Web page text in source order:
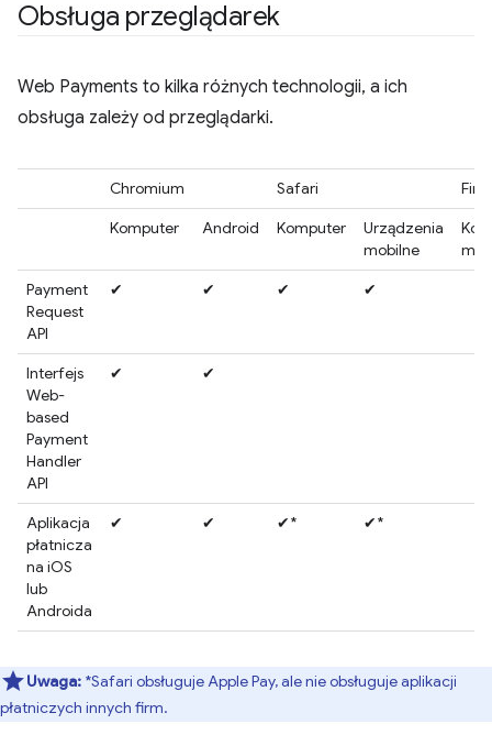
Obsługa przeglądarek
Web Payments to kilka różnych technologii, a ich
obsługa zależy od przeglądarki.
Chromium Safari
Komputer
Android Komputer
Urządzenia
mobilne
Payment
Request
API
✔ ✔ ✔ ✔
Interfejs
Web-
based
Payment
Handler
API
✔ ✔
Aplikacja
płatnicza
na iOS
lub
Androida
✔ ✔ ✔* ✔*
Uwaga: *Safari obsługuje Apple Pay, ale nie obsługuje aplikacji
płatniczych innych firm.